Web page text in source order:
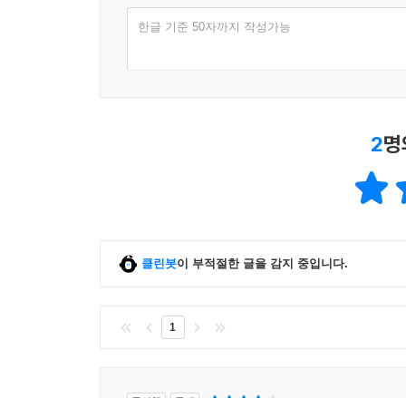
한글 기준 50자까지 작성가능
2
클린봇이 부적절한 글을 감지 중입니다.
1